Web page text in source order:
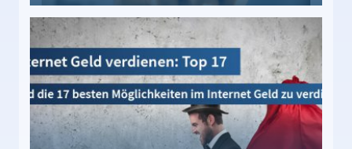
besten Möglichkeiten